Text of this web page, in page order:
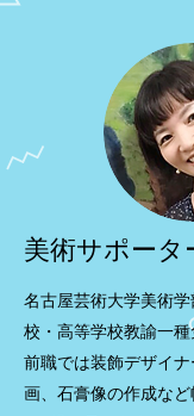
美術サポータ
名古屋芸術大学美術
校・高等学校教諭一種
前職では装飾デザイ
画、石膏像の作成な